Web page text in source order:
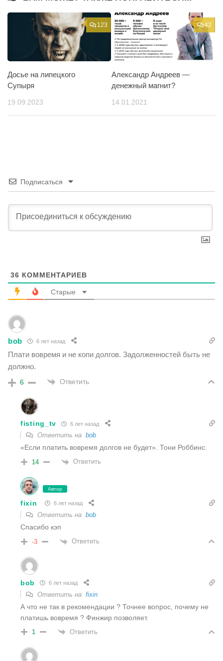
123
Досье на липецкого
Супыря
19.09.2023
42
Александр Андреев —
денежный магнит?
14.01.2021
Подписаться
36 КОММЕНТАРИЕВ
Старые
bob 6 лет назад
Плати вовремя и не копи долгов. Задолженностей быть не
должно.
6 Ответить
fisting_tv 6 лет назад
Ответить на bob
«Если платить вовремя долгов не будет». Тони Роббинс.
14 Ответить
Автор
fixin 6 лет назад
Ответить на bob
Спасибо кэп
-3 Ответить
bob 6 лет назад
Ответить на fixin
А что не так в рекомендации ? Точнее вопрос, почему не
платишь вовремя ? Финжир позволяет.
1 Ответить